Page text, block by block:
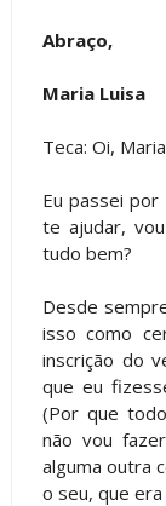
Abraço,
Maria Luisa
Teca: Oi,
Eu passei
te ajudar,
tudo bem?
Desde
isso como
inscrição do
que eu
(Por que
não vou
alguma outra
o seu, que